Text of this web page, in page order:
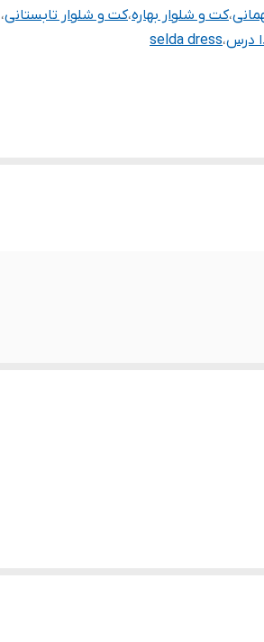
،کت و شلوار بهاره،کت و شلوار تابستانی،
درس،selda dress